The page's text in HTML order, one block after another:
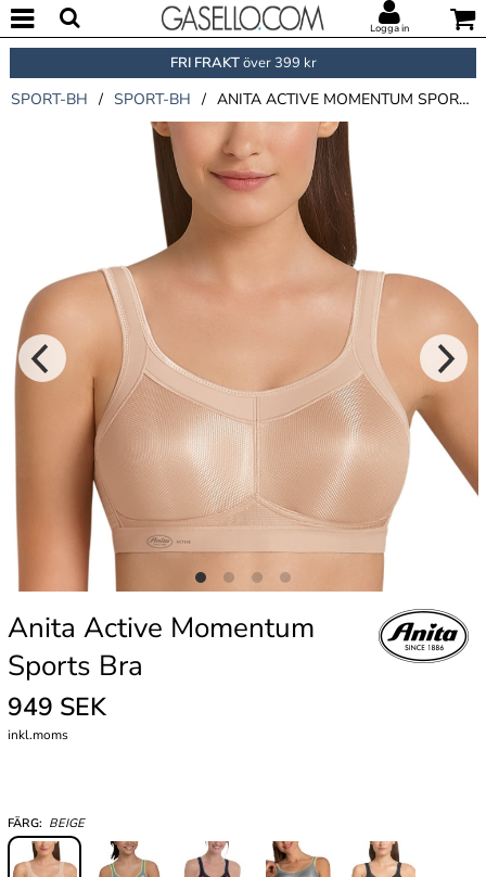
Logga in
FRI FRAKTöver 399 kr
SPORT-BH / SPORT-BH / ANITA ACTIVE MOMENTUM SPORTS BRA
Anita Active Momentum
Sports Bra
949 SEK
inkl.moms
FÄRG: BEIGE